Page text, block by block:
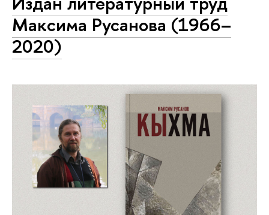
Максима Русанова (1966–
2020)